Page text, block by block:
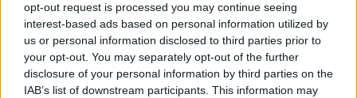
opt-out request is processed you may continue seeing
interest-based ads based on personal information utilized by
us or personal information disclosed to third parties prior to
your opt-out. You may separately opt-out of the further
disclosure of your personal information by third parties on the
IAB’s list of downstream participants. This information may
Der Trail ist nicht zu verfehlen, gehen Sie nach 0,2 Meilen
runter zu den Klippen. Die Tide Pools haben braune, sehr
schöne Felsstrukturen. Das Meer peitscht gegen die Klippen
und hat vermutlich dafür gesorgt, zumindest unterstützt, dass
ein kleines Loch in einem Felsvorsprung, der Tide Pools Arch,
entstanden ist. Das Monument bietet tolle Blicke auf San
Diego, ein nettes Lighthouse, ein paar Spaziergänge und ist
einen Ausflug wert.